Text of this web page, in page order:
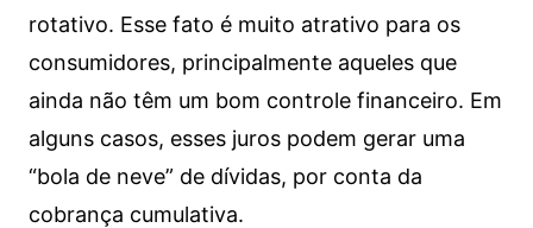
rotativo. Esse fato é muito atrativo para os
consumidores, principalmente aqueles que
ainda não têm um bom controle financeiro. Em
alguns casos, esses juros podem gerar uma
“bola de neve” de dívidas, por conta da
cobrança cumulativa.